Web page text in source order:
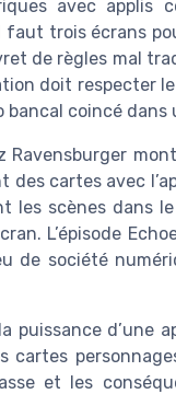
avec applis
trois écrans
de règles mal
doit respecter
coincé dans
Ravensburger
des cartes avec
scènes dans
L’épisode
de société
puissance d’une
cartes
et les